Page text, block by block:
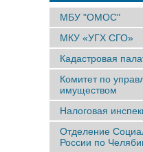
МБУ "ОМОС"
МКУ «УГХ СГО»
Кадастровая
Комитет по
имуществом
Налоговая
Отделение
России по